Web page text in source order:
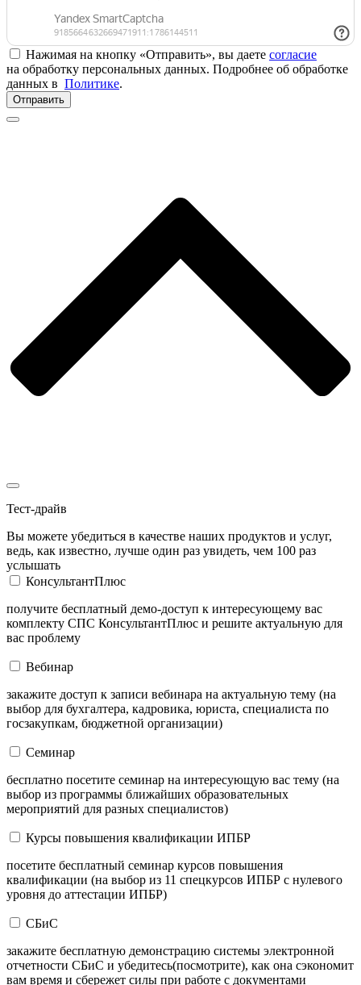
Нажимая на кнопку «Отправить», вы даете согласие
на обработку персональных данных. Подробнее об обработке
данных в Политике.
Отправить
Тест-драйв
Вы можете убедиться в качестве наших продуктов и услуг,
ведь, как известно, лучше один раз увидеть, чем 100 раз
услышать
КонсультантПлюс
получите бесплатный демо-доступ к интересующему вас
комплекту СПС КонсультантПлюс и решите актуальную для
вас проблему
Вебинар
закажите доступ к записи вебинара на актуальную тему (на
выбор для бухгалтера, кадровика, юриста, специалиста по
госзакупкам, бюджетной организации)
Семинар
бесплатно посетите семинар на интересующую вас тему (на
выбор из программы ближайших образовательных
мероприятий для разных специалистов)
Курсы повышения квалификации ИПБР
посетите бесплатный семинар курсов повышения
квалификации (на выбор из 11 спецкурсов ИПБР с нулевого
уровня до аттестации ИПБР)
СБиС
закажите бесплатную демонстрацию системы электронной
отчетности СБиС и убедитесь(посмотрите), как она сэкономит
вам время и сбережет силы при работе с документами